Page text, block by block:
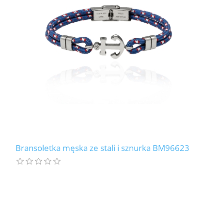
Bransoletka męska ze stali i sznurka BM96623